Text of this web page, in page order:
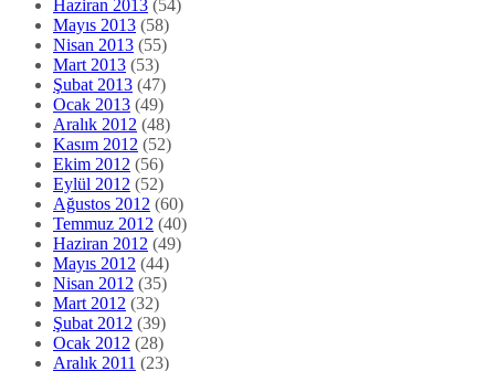
Haziran 2013 (54)
Mayıs 2013 (58)
Nisan 2013 (55)
Mart 2013 (53)
Şubat 2013 (47)
Ocak 2013 (49)
Aralık 2012 (48)
Kasım 2012 (52)
Ekim 2012 (56)
Eylül 2012 (52)
Ağustos 2012 (60)
Temmuz 2012 (40)
Haziran 2012 (49)
Mayıs 2012 (44)
Nisan 2012 (35)
Mart 2012 (32)
Şubat 2012 (39)
Ocak 2012 (28)
Aralık 2011 (23)